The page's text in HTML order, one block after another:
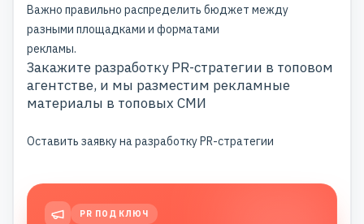
Важно правильно распределить бюджет между
разными площадками и форматами
рекламы.
Закажите разработку PR-стратегии в топовом
агентстве, и мы разместим рекламные
материалы в топовых СМИ
Оставить заявку на разработку PR-стратегии
PR ПОД КЛЮЧ